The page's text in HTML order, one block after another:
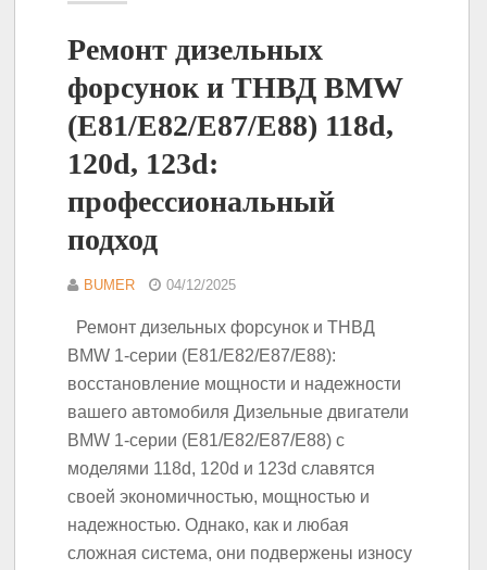
Ремонт дизельных
форсунок и ТНВД BMW
(E81/E82/E87/E88) 118d,
120d, 123d:
профессиональный
подход
BUMER 04/12/2025
Ремонт дизельных форсунок и ТНВД
BMW 1-серии (E81/E82/E87/E88):
восстановление мощности и надежности
вашего автомобиля Дизельные двигатели
BMW 1-серии (E81/E82/E87/E88) с
моделями 118d, 120d и 123d славятся
своей экономичностью, мощностью и
надежностью. Однако, как и любая
сложная система, они подвержены износу